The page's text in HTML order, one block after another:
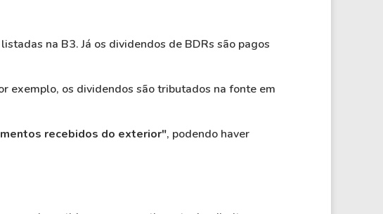
na B3. Já os dividendos de BDRs são pagos
exemplo, os dividendos são tributados na fonte em
recebidos do exterior", podendo haver